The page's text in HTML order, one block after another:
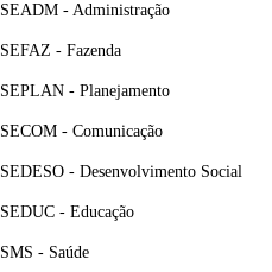
SEADM - Administração
SEFAZ - Fazenda
SEPLAN - Planejamento
SECOM - Comunicação
SEDESO - Desenvolvimento Social
SEDUC - Educação
SMS - Saúde